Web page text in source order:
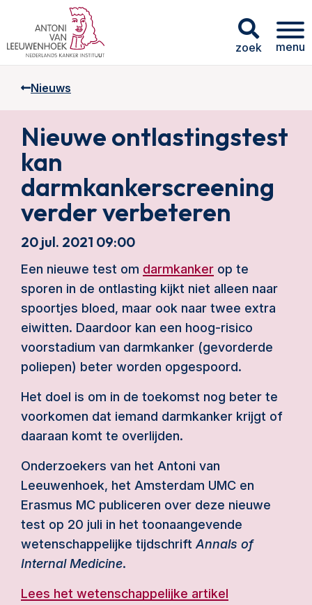
zoek menu
Nieuws
Nieuwe ontlastingstest
kan
darmkankerscreening
verder verbeteren
20 jul. 2021 09:00
Een nieuwe test om darmkanker op te
sporen in de ontlasting kijkt niet alleen naar
spoortjes bloed, maar ook naar twee extra
eiwitten. Daardoor kan een hoog-risico
voorstadium van darmkanker (gevorderde
poliepen) beter worden opgespoord.
Het doel is om in de toekomst nog beter te
voorkomen dat iemand darmkanker krijgt of
daaraan komt te overlijden.
Onderzoekers van het Antoni van
Leeuwenhoek, het Amsterdam UMC en
Erasmus MC publiceren over deze nieuwe
test op 20 juli in het toonaangevende
wetenschappelijke tijdschrift Annals of
Internal Medicine.
Lees het wetenschappelijke artikel